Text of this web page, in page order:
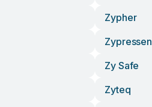
Zypher
Zypressen
Zy Safe
Zyteq